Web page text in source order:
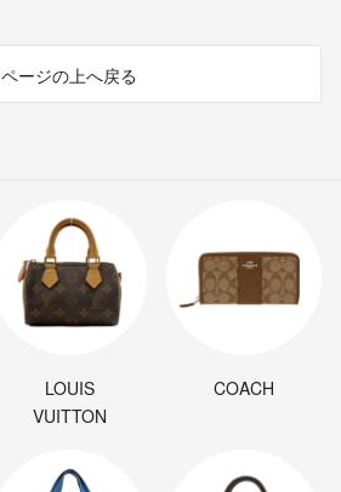
ページの上へ戻る
LOUIS
VUITTON
COACH